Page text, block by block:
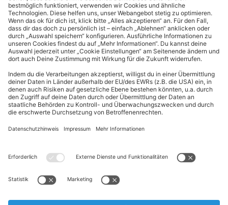
Cookie-Einstellungen
Kundeninformationen
ALDI Nord folgen
* Wir bitten um Beachtung, dass diese Aktionsartikel im
begrenzter Anzahl zur Verfügung stehen. Sie können daher schon
ausverkauft sein.